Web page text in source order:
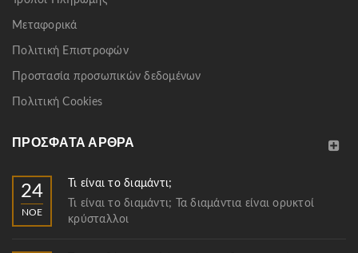
Μεταφορικά
Πολιτική Επιστροφών
Προστασία προσωπικών δεδομένων
Πολιτική Cookies
ΠΡΌΣΦΑΤΑ ΆΡΘΡΑ
24
ΝΟΈ
Τι είναι το διαμάντι;
Τι είναι το διαμάντι; Τα διαμάντια είναι ορυκτοί
κρύσταλλοι